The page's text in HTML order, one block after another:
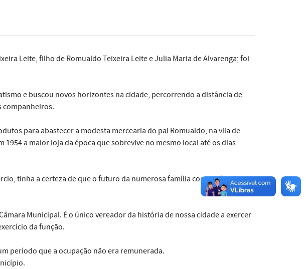
Leite, filho de Romualdo Teixeira Leite e Julia Maria de Alvarenga; foi
e buscou novos horizontes na cidade, percorrendo a distância de
companheiros.
para abastecer a modesta mercearia do pai Romualdo, na vila de
a maior loja da época que sobrevive no mesmo local até os dias
tinha a certeza de que o futuro da numerosa família constituída da
Municipal. É o único vereador da história de nossa cidade a exercer
da função.
período que a ocupação não era remunerada.